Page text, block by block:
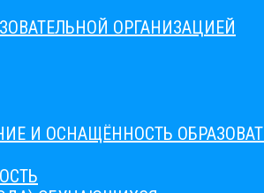
ОРГАНИЗАЦИЕЙ
И ОСНАЩЁННОСТЬ